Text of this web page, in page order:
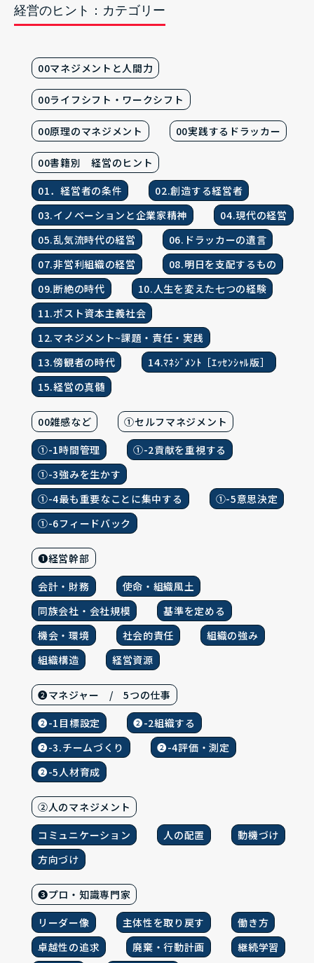
経営のヒント：カテゴリー
00マネジメントと人間力
00ライフシフト・ワークシフト
00原理のマネジメント 00実践するドラッカー
00書籍別 経営のヒント
01．経営者の条件
02.創造する経営者
03.イノベーションと企業家精神
04.現代の経営
05.乱気流時代の経営
06.ドラッカーの遺言
07.非営利組織の経営
08.明日を支配するもの
09.断絶の時代
10.人生を変えた七つの経験
11.ポスト資本主義社会
12.マネジメント~課題・責任・実践
13.傍観者の時代
14.ﾏﾈｼﾞﾒﾝﾄ［ｴｯｾﾝｼｬﾙ版］
15.経営の真髄
00雑感など
①セルフマネジメント
①-1時間管理
①-2貢献を重視する
①-3強みを生かす
①-4最も重要なことに集中する
①-5意思決定
①-6フィードバック
❶経営幹部
会計・財務
使命・組織風土
同族会社・会社規模
基準を定める
機会・環境
社会的責任
組織の強み
組織構造
経営資源
❷マネジャー / 5つの仕事
❷-1目標設定
❷-2組織する
❷-3.チームづくり
❷-4評価・測定
❷-5人材育成
②人のマネジメント
コミュニケーション
人の配置
動機づけ
方向づけ
❸プロ・知識専門家
リーダー像
主体性を取り戻す
働き方
卓越性の追求
廃棄・行動計画
継続学習